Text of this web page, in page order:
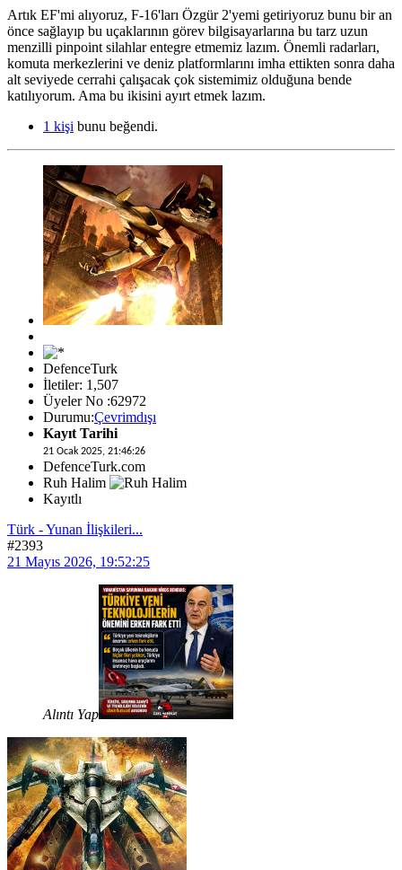
Artık EF'mi alıyoruz, F-16'ları Özgür 2'yemi getiriyoruz bunu bir an
önce sağlayıp bu uçaklarının görev bilgisayarlarına bu tarz uzun
menzilli pinpoint silahlar entegre etmemiz lazım. Önemli radarları,
komuta merkezlerini ve deniz platformlarını imha ettikten sonra daha
alt seviyede cerrahi çalışacak çok sistemimiz olduğuna bende
katılıyorum. Ama bu ikisini ayırt etmek lazım.
1 kişi bunu beğendi.
DefenceTurk
İletiler: 1,507
Üyeler No :62972
Durumu:Çevrimdışı
Kayıt Tarihi
21 Ocak 2025, 21:46:26
DefenceTurk.com
Ruh Halim
Kayıtlı
Türk - Yunan İlişkileri...
#2393
21 Mayıs 2026, 19:52:25
Alıntı Yap